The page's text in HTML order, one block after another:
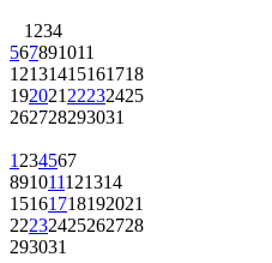
1 234
567891011
12131415161718
192021 22232425
262728293031
1 234567
891011121314
15161718192021
22232425262728
293031